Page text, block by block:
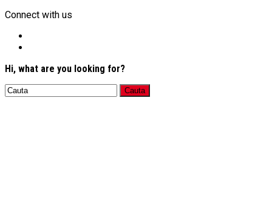
Connect with us
Hi, what are you looking for?